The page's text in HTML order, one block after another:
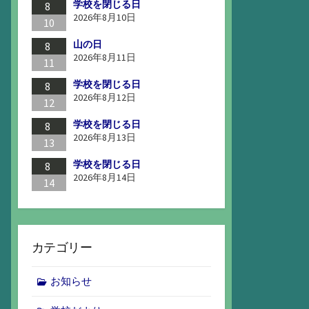
8
10
学校を閉じる日
2026年8月10日
8
11
山の日
2026年8月11日
8
12
学校を閉じる日
2026年8月12日
8
13
学校を閉じる日
2026年8月13日
8
14
学校を閉じる日
2026年8月14日
カテゴリー
お知らせ